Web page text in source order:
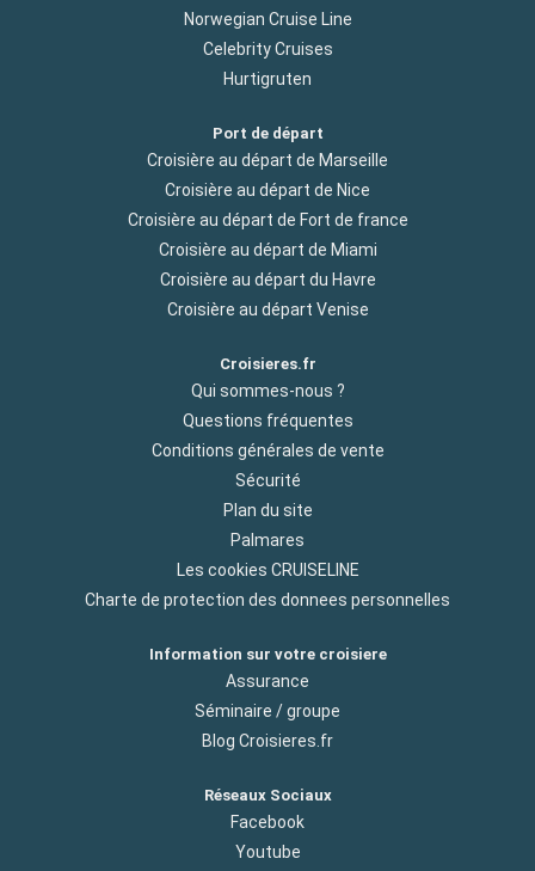
Norwegian Cruise Line
Celebrity Cruises
Hurtigruten
Port de départ
Croisière au départ de Marseille
Croisière au départ de Nice
Croisière au départ de Fort de france
Croisière au départ de Miami
Croisière au départ du Havre
Croisière au départ Venise
Croisieres.fr
Qui sommes-nous ?
Questions fréquentes
Conditions générales de vente
Sécurité
Plan du site
Palmares
Les cookies CRUISELINE
Charte de protection des donnees personnelles
Information sur votre croisiere
Assurance
Séminaire / groupe
Blog Croisieres.fr
Réseaux Sociaux
Facebook
Youtube